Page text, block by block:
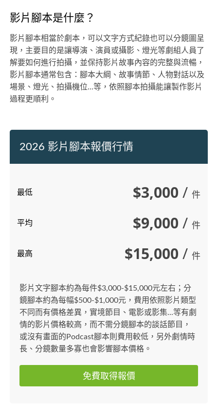
影片腳本是什麼？
影片腳本相當於劇本，可以文字方式紀錄也可以分鏡圖呈
現，主要目的是讓導演、演員或攝影、燈光等劇組人員了
解要如何進行拍攝，並保持影片故事內容的完整與流暢，
影片腳本通常包含：腳本大綱、故事情節、人物對話以及
場景、燈光、拍攝機位...等，依照腳本拍攝能讓製作影片
過程更順利。
2026 影片腳本報價行情
最低 $3,000 / 件
平均 $9,000 / 件
最高 $15,000 / 件
影片文字腳本約為每件$3,000-$15,000元左右；分
鏡腳本約為每幅$500-$1,000元，費用依照影片類型
不同而有價格差異，實境節目、電影或影集...等有劇
情的影片價格較高，而不需分鏡腳本的談話節目，
或沒有畫面的Podcast腳本則費用較低，另外劇情時
長、分鏡數量多寡也會影響腳本價格。
免費取得報價